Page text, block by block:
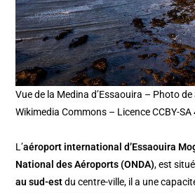
Vue de la Medina d’Essaouira – Photo
Wikimedia Commons – Licence CCBY-SA
L’aéroport international d’Essaouira
National des Aéroports (ONDA), est
au sud-estdu centre-ville, il a une